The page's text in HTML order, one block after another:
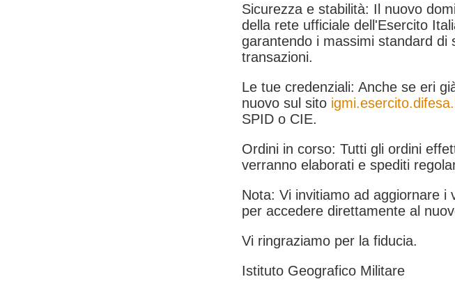
Sicurezza e stabilità: Il nuovo
della rete ufficiale dell'Esercito
garantendo i massimi standard
transazioni.
Le tue credenziali: Anche se eri
nuovo sul sito
SPID o CIE.
Ordini in corso: Tutti gli ordini
verranno elaborati e spediti
Nota: Vi invitiamo ad aggiornare i
per accedere direttamente al
Vi ringraziamo per la fiducia.
Istituto Geografico Militare